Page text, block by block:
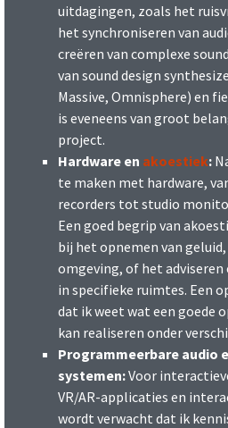
uitdagingen, zoals het
het synchroniseren van
creëren van complexe
van sound design
Massive, Omnisphere) en
is eveneens van groot
project.
Hardware en akoestiek:
te maken met hardware,
recorders tot studio
Een goed begrip van
bij het opnemen van
omgeving, of het
in specifieke ruimtes. Een
dat ik weet wat een goede
kan realiseren onder
Programmeerbare audio
systemen:Voor
VR/AR-applicaties en
wordt verwacht dat ik